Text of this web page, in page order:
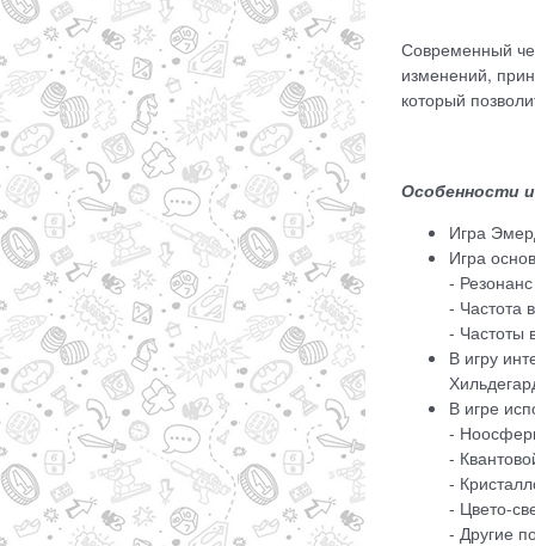
Современный
изменений,
который
Особенности
Игра
Игра
-
- Частота
- Частоты
В игру
В игре
-
-
-
- Цвето-
- Другие